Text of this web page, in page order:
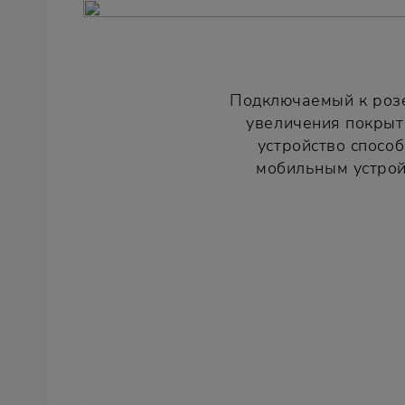
Подключаемый к
увеличения
устройство
мобильным